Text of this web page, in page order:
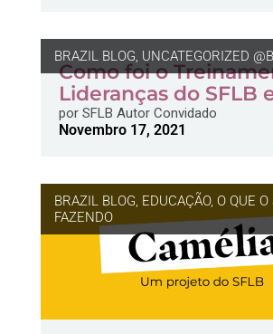
BRAZIL BLOG UNCATEGORIZED
Como foi o
Lideranças do SFLB
porSFLB Autor Convidado
Novembro 17, 2021
BRAZIL BLOG EDUCAÇÃO, O QUE
FAZENDO